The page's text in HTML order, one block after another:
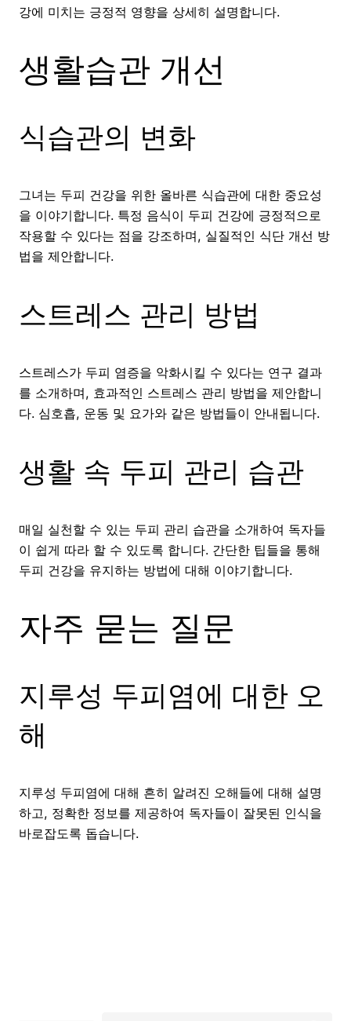
강에 미치는 긍정적 영향을 상세히 설명합니다.
생활습관 개선
식습관의 변화
그녀는 두피 건강을 위한 올바른 식습관에 대한 중요성
을 이야기합니다. 특정 음식이 두피 건강에 긍정적으로
작용할 수 있다는 점을 강조하며, 실질적인 식단 개선 방
법을 제안합니다.
스트레스 관리 방법
스트레스가 두피 염증을 악화시킬 수 있다는 연구 결과
를 소개하며, 효과적인 스트레스 관리 방법을 제안합니
다. 심호흡, 운동 및 요가와 같은 방법들이 안내됩니다.
생활 속 두피 관리 습관
매일 실천할 수 있는 두피 관리 습관을 소개하여 독자들
이 쉽게 따라 할 수 있도록 합니다. 간단한 팁들을 통해
두피 건강을 유지하는 방법에 대해 이야기합니다.
자주 묻는 질문
지루성 두피염에 대한 오
해
지루성 두피염에 대해 흔히 알려진 오해들에 대해 설명
하고, 정확한 정보를 제공하여 독자들이 잘못된 인식을
바로잡도록 돕습니다.